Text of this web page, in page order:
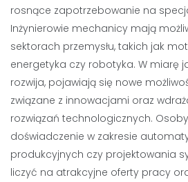
rosnące zapotrzebowanie na
Inżynierowie mechanicy mają
sektorach przemysłu, takich jak
energetyka czy robotyka. W miarę
rozwija, pojawiają się nowe
związane z innowacjami oraz
rozwiązań technologicznych.
doświadczenie w zakresie
produkcyjnych czy projektowania
liczyć na atrakcyjne oferty pracy